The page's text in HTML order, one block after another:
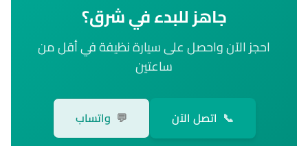
جاهز للبدء في شرق؟
احجز الآن واحصل على سيارة نظيفة في أقل من
ساعتين
📞 اتصل الآن 💬 واتساب